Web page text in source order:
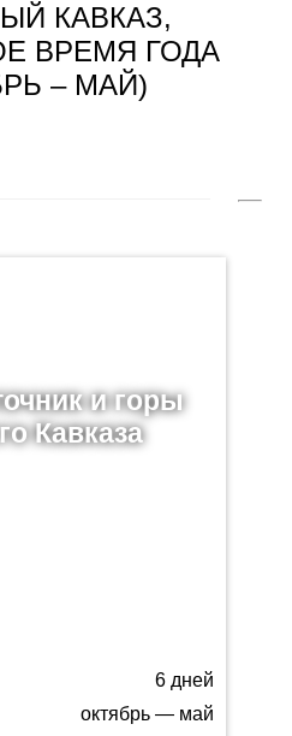
КАВКАЗ,
ВРЕМЯ ГОДА
– МАЙ)
и горы
Кавказа
6 дней
октябрь — май